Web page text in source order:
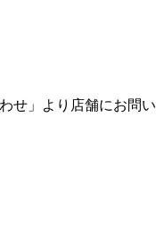
せ」より店舗にお問い